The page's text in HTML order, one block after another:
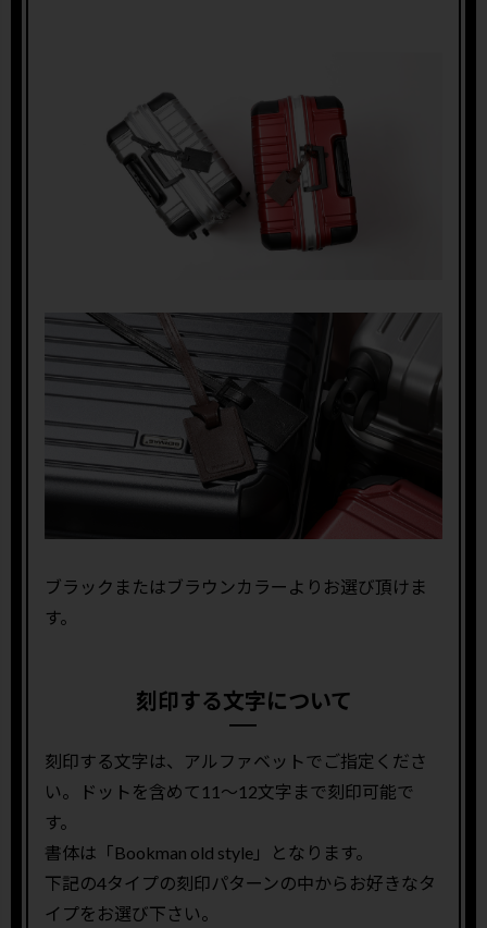
ブラックまたはブラウンカラーよりお選び頂けま
す。
刻印する文字について
刻印する文字は、アルファベットでご指定くださ
い。ドットを含めて11〜12文字まで刻印可能で
す。
書体は「Bookman old style」となります。
下記の4タイプの刻印パターンの中からお好きなタ
イプをお選び下さい。